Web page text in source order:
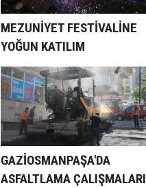
MEZUNİYET FESTİVALİNE
YOĞUN KATILIM
GAZİOSMANPAŞA'DA
ASFALTLAMA ÇALIŞMALARI